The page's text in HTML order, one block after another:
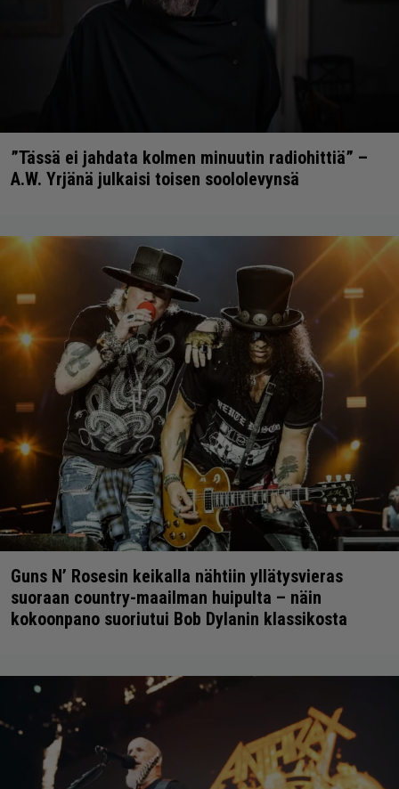
”Tässä ei jahdata kolmen minuutin radiohittiä” –
A.W. Yrjänä julkaisi toisen soololevynsä
Guns N’ Rosesin keikalla nähtiin yllätysvieras
suoraan country-maailman huipulta – näin
kokoonpano suoriutui Bob Dylanin klassikosta